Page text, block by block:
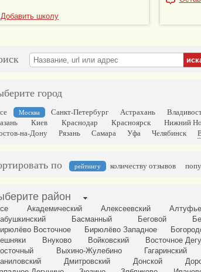
Добавить школу
город
Москва Санкт-Петербург Астрахань
Киев Краснодар Красноярск Нижний
на-Дону
Рязань Самара Уфа Челябинск
по рейтингу количеству отзывов
район
Академический Алексеевский
Басманный Беговой
Восточное
Бирюлёво Западное
Внуково Войковский Восточное
Выхино-Жулебино Гагаринский
Дмитровский Донской